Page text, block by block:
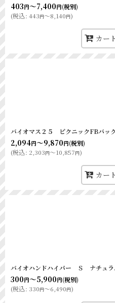
403円～7,400円(税別)
(税込: 443円～8,140円)
カー
バイオマス２５ ピクニックFBバッ
2,094円～9,870円(税別)
(税込: 2,303円～10,857円)
カー
バイオハンドハイパー Ｓ ナチュラ
300円～5,900円(税別)
(税込: 330円～6,490円)